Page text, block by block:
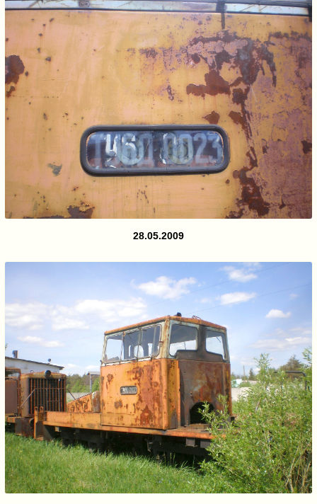
28.05.2009